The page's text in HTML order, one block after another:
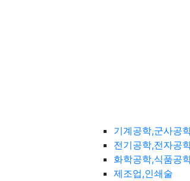
기계공학,군사공
전기공학,전자공
화학공학,식품공
제조업,인쇄술